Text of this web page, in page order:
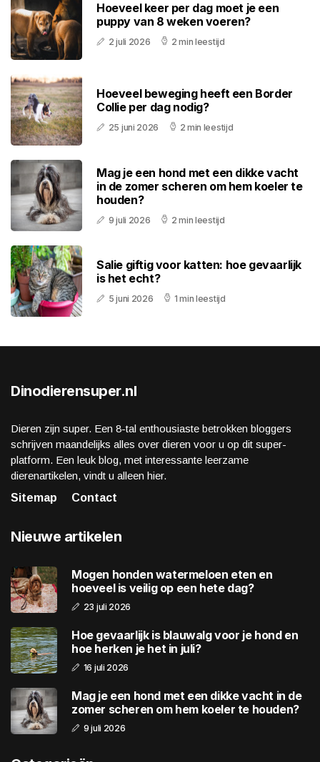
Hoeveel keer per dag moet je een
puppy van 8 weken voeren?
2 juli 2026 2 min leestijd
Hoeveel beweging heeft een Border
Collie per dag nodig?
25 juni 2026 2 min leestijd
Mag je een hond met een dikke vacht
in de zomer scheren om hem koeler te
houden?
9 juli 2026 2 min leestijd
Salie giftig voor katten: hoe gevaarlijk
is het echt?
5 juni 2026 1 min leestijd
Dinodierensuper.nl
Dieren zijn super. Een 8-tal enthousiaste betrokken bloggers
schrijven maandelijks alles over dieren voor u op dit super-
platform. Een leuk blog, met interessante leerzame
dierenartikelen, vindt u alleen hier.
Sitemap
Contact
Nieuwe artikelen
Mogen honden watermeloen eten en
hoeveel is veilig op een hete dag?
23 juli 2026
Hoe gevaarlijk is blauwalg voor je hond en
hoe herken je het in juli?
16 juli 2026
Mag je een hond met een dikke vacht in de
zomer scheren om hem koeler te houden?
9 juli 2026